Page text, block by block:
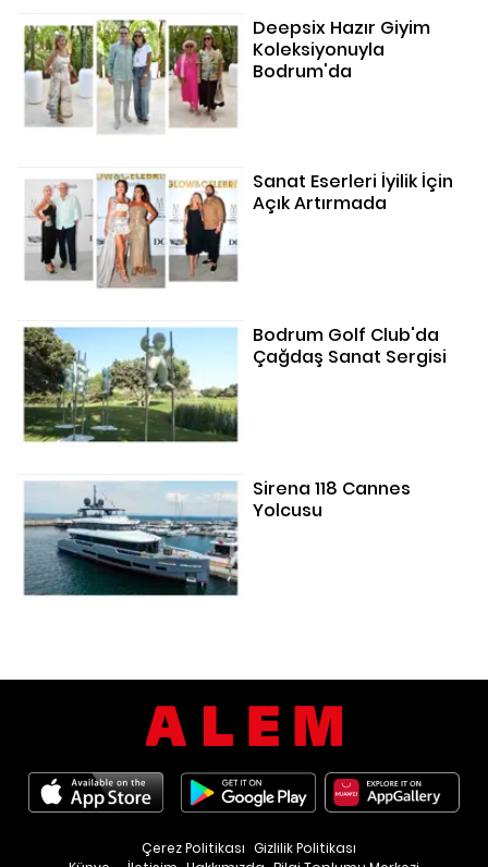
Deepsix Hazır Giyim
Koleksiyonuyla
Bodrum'da
Sanat Eserleri İyilik İçin
Açık Artırmada
Bodrum Golf Club'da
Çağdaş Sanat Sergisi
Sirena 118 Cannes
Yolcusu
Çerez Politikası Gizlilik Politikası